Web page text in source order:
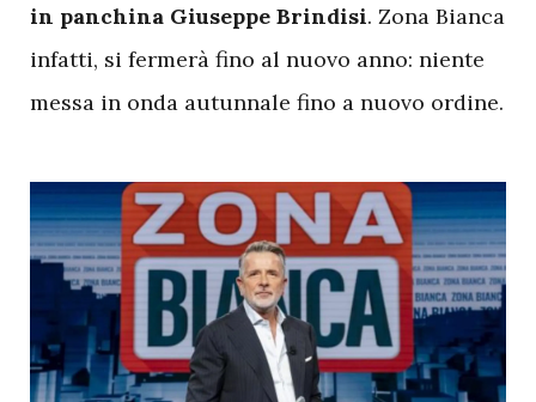
in panchina Giuseppe Brindisi. Zona Bianca
infatti, si fermerà fino al nuovo anno: niente
messa in onda autunnale fino a nuovo ordine.